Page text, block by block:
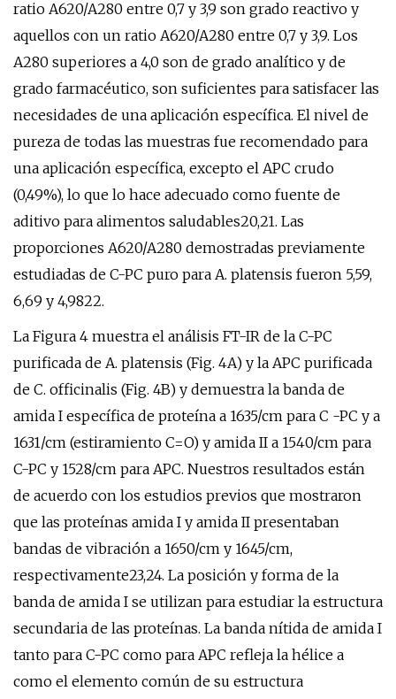
ratio A620/A280 entre 0,7 y 3,9 son grado reactivo y
aquellos con un ratio A620/A280 entre 0,7 y 3,9. Los
A280 superiores a 4,0 son de grado analítico y de
grado farmacéutico, son suficientes para satisfacer las
necesidades de una aplicación específica. El nivel de
pureza de todas las muestras fue recomendado para
una aplicación específica, excepto el APC crudo
(0,49%), lo que lo hace adecuado como fuente de
aditivo para alimentos saludables20,21. Las
proporciones A620/A280 demostradas previamente
estudiadas de C-PC puro para A. platensis fueron 5,59,
6,69 y 4,9822.
La Figura 4 muestra el análisis FT-IR de la C-PC
purificada de A. platensis (Fig. 4A) y la APC purificada
de C. officinalis (Fig. 4B) y demuestra la banda de
amida I específica de proteína a 1635/cm para C -PC y a
1631/cm (estiramiento C=O) y amida II a 1540/cm para
C-PC y 1528/cm para APC. Nuestros resultados están
de acuerdo con los estudios previos que mostraron
que las proteínas amida I y amida II presentaban
bandas de vibración a 1650/cm y 1645/cm,
respectivamente23,24. La posición y forma de la
banda de amida I se utilizan para estudiar la estructura
secundaria de las proteínas. La banda nítida de amida I
tanto para C-PC como para APC refleja la hélice a
como el elemento común de su estructura